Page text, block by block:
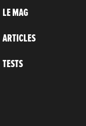
LE MAG
ARTICLES
TESTS